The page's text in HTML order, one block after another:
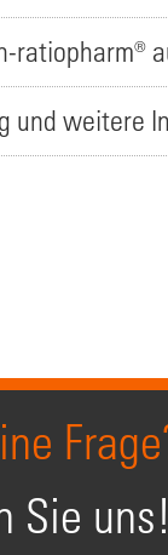
ratiopharm®
und weitere
Sie uns!